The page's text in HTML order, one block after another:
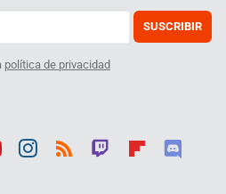
SUSCRIBIR
política de privacidad